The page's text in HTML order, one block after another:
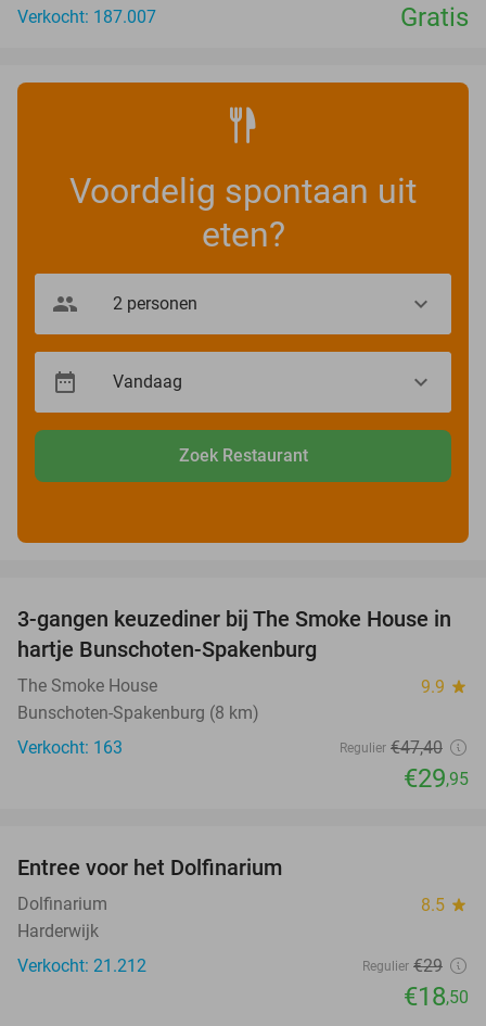
Verkocht: 187.007
Gratis
Voordelig spontaan uit
eten?
Zoek Restaurant
37%
3-gangen keuzediner bij The Smoke House in
hartje Bunschoten-Spakenburg
The Smoke House 9.9 star
Bunschoten-Spakenburg (8 km)
Verkocht: 163
Regulier €47,40
€29,95
Entree voor het Dolfinarium
Dolfinarium 8.5 star
Harderwijk
Verkocht: 21.212
Regulier €29
€18,50